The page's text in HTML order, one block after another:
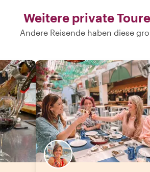
Weitere private
Andere Reisende haben diese